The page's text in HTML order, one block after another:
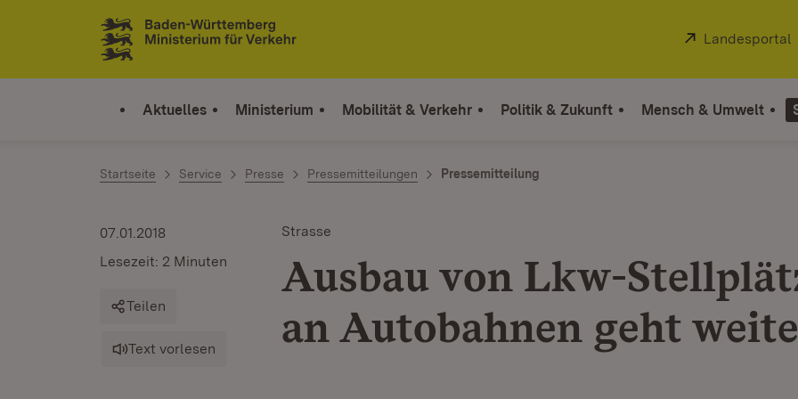
Zum Inhalt springen
Link zur Startseite
Extern:
Landesportal
Aktuelles Ministerium Mobilität & Verkehr Politik & Zukunft Mensch & Umwelt
Startseite Service Presse Pressemitteilungen Pressemitteilung
Strasse
Ausbau von Lkw-
an Autobahnen geht
07.01.2018
Lesezeit: 2 Minuten
Teilen
Text vorlesen